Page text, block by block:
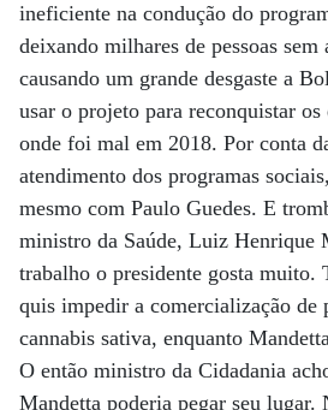
ineficiente na condução do
deixando milhares de pessoas sem
causando um grande desgaste a
usar o projeto para reconquistar
onde foi mal em 2018. Por conta
atendimento dos programas
mesmo com Paulo Guedes. E
ministro da Saúde, Luiz Henrique
trabalho o presidente gosta muito.
quis impedir a comercialização de
cannabis sativa, enquanto
O então ministro da Cidadania
Mandetta poderia pegar seu lugar.